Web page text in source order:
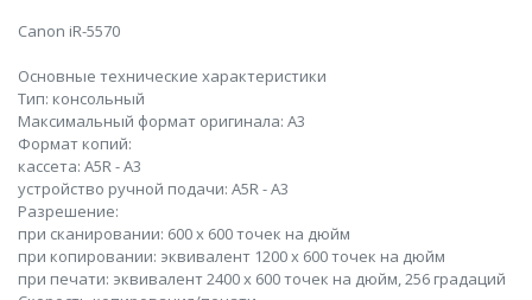
Canon iR-5570
Основные технические характеристики
Тип: консольный
Максимальный формат оригинала: A3
Формат копий:
кассета: A5R - A3
устройство ручной подачи: A5R - A3
Разрешение:
при сканировании: 600 x 600 точек на дюйм
при копировании: эквивалент 1200 х 600 точек на дюйм
при печати: эквивалент 2400 х 600 точек на дюйм, 256 градаций